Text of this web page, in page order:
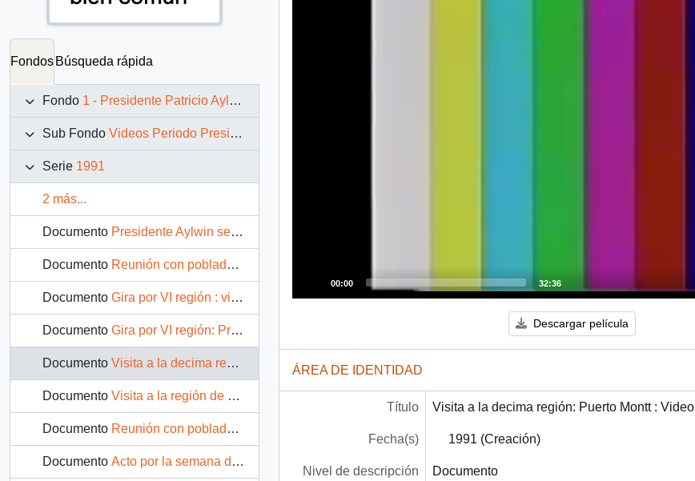
Fondos Búsqueda rápida
Fondo 1 - Presidente Patricio Aylwin Azócar (1990-1994)
Sub Fondo Videos Periodo Presidencial: 1990 – 1994
Serie 1991
2 más...
Documento Presidente Aylwin se reúne con parlamentarios : video
Documento Reunión con pobladores de Rancagua : video
Documento Gira por VI región : video
Documento Gira por VI región: Provincia de Colchagua : video
Documento Visita a la decima región: Puerto Montt : Video
Documento Visita a la región de O'Higgins : video
Documento Reunión con pobladores de la provincia de Llanquihue: Video
Documento Acto por la semana de vacación desarrollada por la Junta nacional de auxilio escolar y becas: video
00:00 32:36
Descargar película
ÁREA DE IDENTIDAD
Título Visita a la decima región: Puerto Montt : Video
Fecha(s) 1991 (Creación)
Nivel de descripción Documento